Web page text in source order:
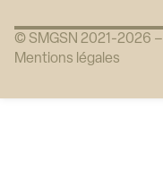
© SMGSN 2021-2026 –
Mentions légales